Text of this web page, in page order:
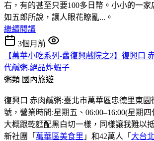
右，有的甚至只要100多日幣。小小的一家
如五郎所說，讓人眼花瞭亂...。
繼續閱讀
3個月前
【萬華小吃系列-舊復興戲院之2】復興口
代鹹粥.絕品炸蝦子
粥類 國內旅遊
復興口 赤肉鹹粥:臺北市萬華區忠德里東園
號，營業時間:星期五、06:00–16:00(星期四
大概跟乾麵配黑白切一樣，同樣讓我難以
新社團「 萬華區美食里 」和42萬人「 大台